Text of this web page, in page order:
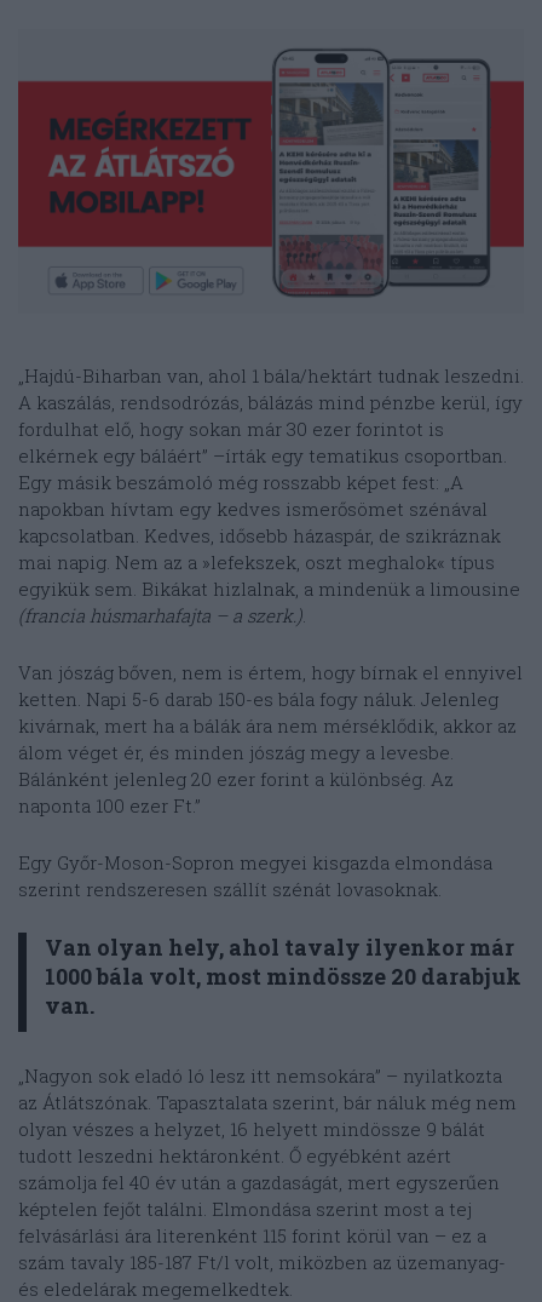
„Hajdú-Biharban van, ahol 1 bála/hektárt tudnak leszedni.
A kaszálás, rendsodrózás, bálázás mind pénzbe kerül, így
fordulhat elő, hogy sokan már 30 ezer forintot is
elkérnek egy báláért” –írták egy tematikus csoportban.
Egy másik beszámoló még rosszabb képet fest: „A
napokban hívtam egy kedves ismerősömet szénával
kapcsolatban. Kedves, idősebb házaspár, de szikráznak
mai napig. Nem az a »lefekszek, oszt meghalok« típus
egyikük sem. Bikákat hizlalnak, a mindenük a limousine
(francia húsmarhafajta – a szerk.).
Van jószág bőven, nem is értem, hogy bírnak el ennyivel
ketten. Napi 5-6 darab 150-es bála fogy náluk. Jelenleg
kivárnak, mert ha a bálák ára nem mérséklődik, akkor az
álom véget ér, és minden jószág megy a levesbe.
Bálánként jelenleg 20 ezer forint a különbség. Az
naponta 100 ezer Ft.”
Egy Győr-Moson-Sopron megyei kisgazda elmondása
szerint rendszeresen szállít szénát lovasoknak.
Van olyan hely, ahol tavaly ilyenkor már
1000 bála volt, most mindössze 20 darabjuk
van.
„Nagyon sok eladó ló lesz itt nemsokára” – nyilatkozta
az Átlátszónak. Tapasztalata szerint, bár náluk még nem
olyan vészes a helyzet, 16 helyett mindössze 9 bálát
tudott leszedni hektáronként. Ő egyébként azért
számolja fel 40 év után a gazdaságát, mert egyszerűen
képtelen fejőt találni. Elmondása szerint most a tej
felvásárlási ára literenként 115 forint körül van – ez a
szám tavaly 185-187 Ft/l volt, miközben az üzemanyag-
és eledelárak megemelkedtek.